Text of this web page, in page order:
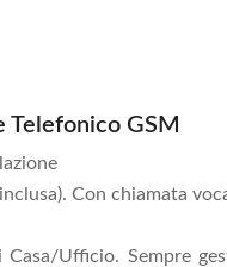
GSM
Con chiamata
Ufficio. Sempre